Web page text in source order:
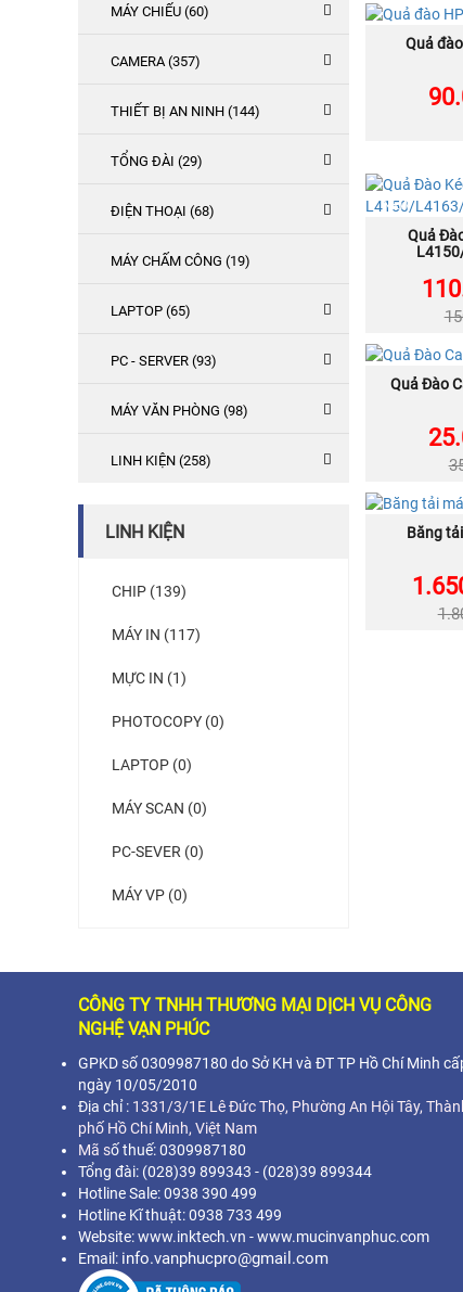
MÁY CHIẾU (60)
CAMERA (357)
THIẾT BỊ AN NINH (144)
TỔNG ĐÀI (29)
ĐIỆN THOẠI (68)
MÁY CHẤM CÔNG (19)
LAPTOP (65)
PC - SERVER (93)
MÁY VĂN PHÒNG (98)
LINH KIỆN (258)
LINH KIỆN
CHIP (139)
MÁY IN (117)
MỰC IN (1)
PHOTOCOPY (0)
LAPTOP (0)
MÁY SCAN (0)
PC-SEVER (0)
MÁY VP (0)
NEW
Quả
NEW
Quả
NEW
Quả Đào
NEW
Băng
CÔNG TY TNHH THƯƠNG MẠI DỊCH VỤ CÔNG
NGHỆ VẠN PHÚC
GPKD số 0309987180 do Sở KH và ĐT TP Hồ Chí Minh
ngày 10/05/2010
Địa chỉ : 1331/3/1E Lê Đức Thọ, Phường An Hội Tây,
phố Hồ Chí Minh, Việt Nam
Mã số thuế: 0309987180
Tổng đài: (028)39 899343 - (028)39 899344
Hotline Sale: 0938 390 499
Hotline Kĩ thuật: 0938 733 499
Website: www.inktech.vn - www.mucinvanphuc.com
Email: info.vanphucpro@gmail.com